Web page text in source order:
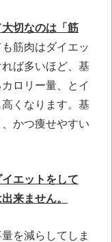
切なのは「筋
筋肉はダイエッ
ば多いほど、基
ロリー量、とイ
くなります。基
かつ痩せやすい
エットをして
来ません。
を減らしてしま